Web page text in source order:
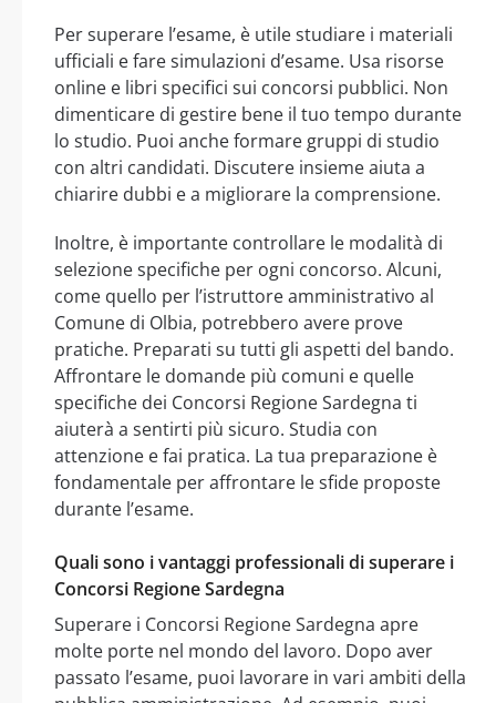
Per superare l’esame, è utile studiare i materiali
ufficiali e fare simulazioni d’esame. Usa risorse
online e libri specifici sui concorsi pubblici. Non
dimenticare di gestire bene il tuo tempo durante
lo studio. Puoi anche formare gruppi di studio
con altri candidati. Discutere insieme aiuta a
chiarire dubbi e a migliorare la comprensione.
Inoltre, è importante controllare le modalità di
selezione specifiche per ogni concorso. Alcuni,
come quello per l’istruttore amministrativo al
Comune di Olbia, potrebbero avere prove
pratiche. Preparati su tutti gli aspetti del bando.
Affrontare le domande più comuni e quelle
specifiche dei Concorsi Regione Sardegna ti
aiuterà a sentirti più sicuro. Studia con
attenzione e fai pratica. La tua preparazione è
fondamentale per affrontare le sfide proposte
durante l’esame.
Quali sono i vantaggi professionali di superare i
Concorsi Regione Sardegna
Superare i Concorsi Regione Sardegna apre
molte porte nel mondo del lavoro. Dopo aver
passato l’esame, puoi lavorare in vari ambiti della